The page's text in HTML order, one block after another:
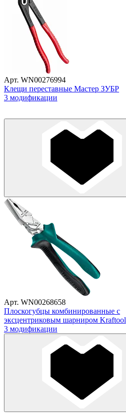
Арт. WN00276994
Клещи переставные Мастер ЗУБР
3 модификации
Арт. WN00268658
Плоскогубцы комбинированные с
эксцентриковым шарниром Kraftool
3 модификации